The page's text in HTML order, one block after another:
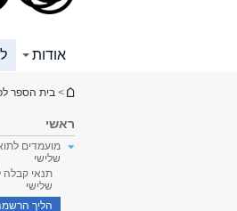
אודות
הינך נמצא כאן
> בית הספר
ראשי
מועמדים
שלישי
תנאי קבלה
שלישי
הליך